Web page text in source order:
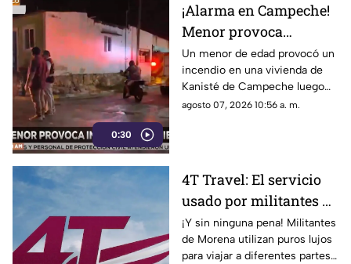
0:30
¡Alarma en Campeche!
Menor provoca
INCENDIO en su
vivienda por jugar con
cerillos (+Video)
Un menor de edad provocó un
incendio en una vivienda de
Kanisté de Campeche luego
de que jugara con unos
agosto 07, 2026 10:56 a. m.
4T Travel: El servicio
usado por militantes de
Morena para viajar con
lujos
¡Y sin ninguna pena! Militantes
de Morena utilizan puros lujos
para viajar a diferentes partes